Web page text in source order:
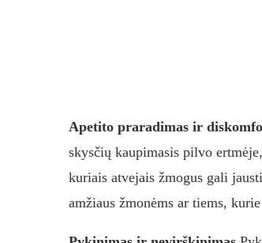
Apetito praradimas ir
skysčių kaupimasis pilvo
kuriais atvejais žmogus gali
amžiaus žmonėms ar tiems,